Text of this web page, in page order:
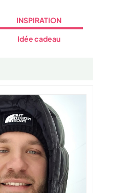
INSPIRATION
Idée cadeau